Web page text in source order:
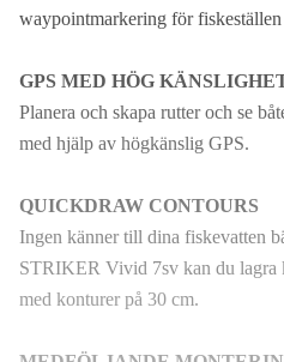
waypointmarkering för
GPS MED HÖG
Planera och skapa rutter och se
med hjälp av högkänslig GPS.
QUICKDRAW CONTOURS
Ingen känner till dina fiskevatten
STRIKER Vivid 7sv kan du lagra
med konturer på 30 cm.